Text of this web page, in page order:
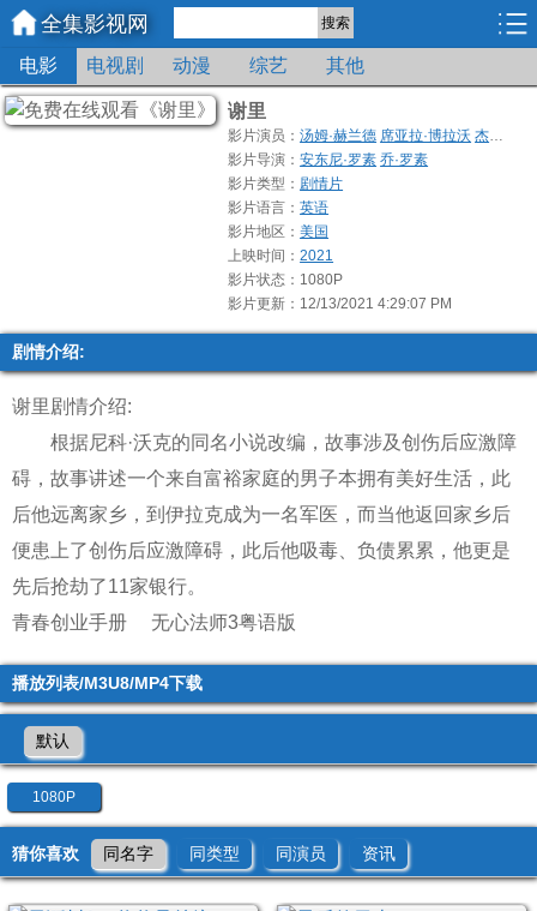
全集影视网 搜索
电影 电视剧 动漫 综艺 其他
谢里
影片演员：汤姆·赫兰德 席亚拉·博拉沃 杰克·莱诺
影片导演：安东尼·罗素 乔·罗素
影片类型： 剧情片
影片语言：英语
影片地区：美国
上映时间：2021
影片状态：1080P
影片更新：12/13/2021 4:29:07 PM
剧情介绍:
谢里剧情介绍:
根据尼科·沃克的同名小说改编，故事涉及创伤后应激障
碍，故事讲述一个来自富裕家庭的男子本拥有美好生活，此
后他远离家乡，到伊拉克成为一名军医，而当他返回家乡后
便患上了创伤后应激障碍，此后他吸毒、负债累累，他更是
先后抢劫了11家银行。
青春创业手册
无心法师3粤语版
播放列表/M3U8/MP4下载
默认
1080P
猜你喜欢 同名字 同类型 同演员 资讯